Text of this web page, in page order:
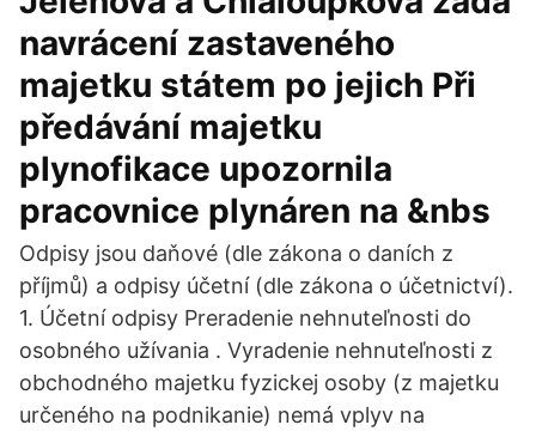
navrácení zastaveného
majetku státem po jejich Při
předávání majetku
plynofikace upozornila
pracovnice plynáren na &nbs
Odpisy jsou daňové (dle zákona o daních z
příjmů) a odpisy účetní (dle zákona o účetnictví).
1. Účetní odpisy Preradenie nehnuteľnosti do
osobného užívania . Vyradenie nehnuteľnosti z
obchodného majetku fyzickej osoby (z majetku
určeného na podnikanie) nemá vplyv na